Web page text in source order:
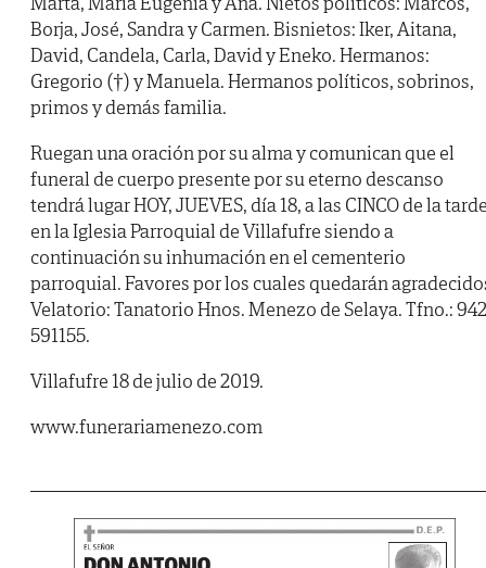
Borja, José, Sandra y Carmen. Bisnietos: Iker, Aitana,
David, Candela, Carla, David y Eneko. Hermanos:
Gregorio (†) y Manuela. Hermanos políticos, sobrinos,
primos y demás familia.
Ruegan una oración por su alma y comunican que el
funeral de cuerpo presente por su eterno descanso
tendrá lugar HOY, JUEVES, día 18, a las CINCO de la
en la Iglesia Parroquial de Villafufre siendo a
continuación su inhumación en el cementerio
parroquial. Favores por los cuales quedarán
Velatorio: Tanatorio Hnos. Menezo de Selaya. Tfno.: 942
591155.
Villafufre 18 de julio de 2019.
www.funerariamenezo.com